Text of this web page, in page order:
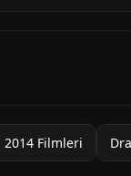
2014 Filmleri